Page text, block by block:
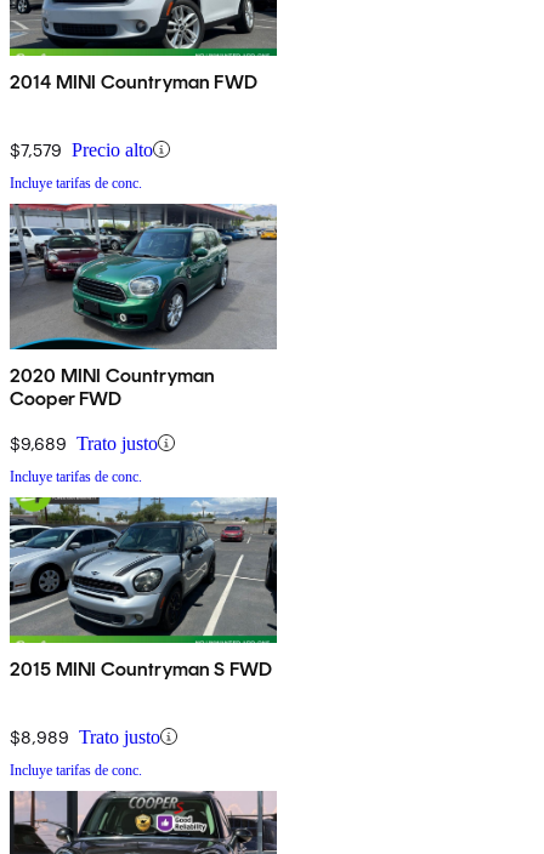
2014 MINI Countryman FWD
$7,579 Precio alto
Incluye tarifas de conc.
2020 MINI Countryman
Cooper FWD
$9,689 Trato justo
Incluye tarifas de conc.
2015 MINI Countryman S FWD
$8,989 Trato justo
Incluye tarifas de conc.